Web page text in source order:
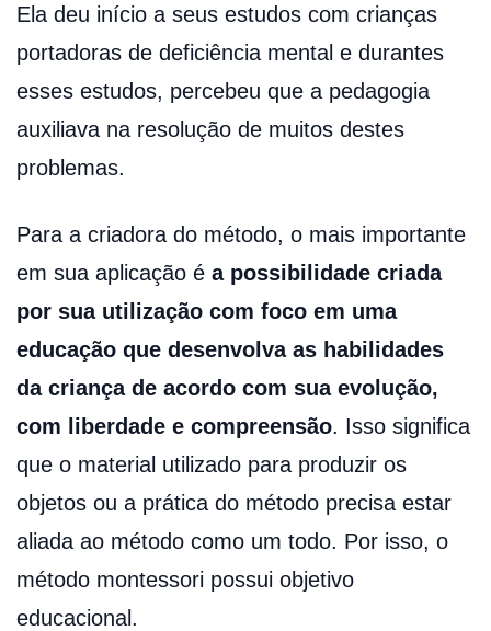
Ela deu início a seus estudos com crianças
portadoras de deficiência mental e durantes
esses estudos, percebeu que a pedagogia
auxiliava na resolução de muitos destes
problemas.
Para a criadora do método, o mais importante
em sua aplicação é a possibilidade criada
por sua utilização com foco em uma
educação que desenvolva as habilidades
da criança de acordo com sua evolução,
com liberdade e compreensão. Isso significa
que o material utilizado para produzir os
objetos ou a prática do método precisa estar
aliada ao método como um todo. Por isso, o
método montessori possui objetivo
educacional.